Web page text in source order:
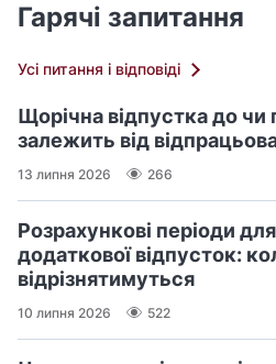
Гарячі запитання
Усі питання і відповіді
Щорічна відпустка до чи
залежить від
13 липня 2026 266
Розрахункові періоди
додаткової відпусток:
відрізнятимуться
10 липня 2026 522